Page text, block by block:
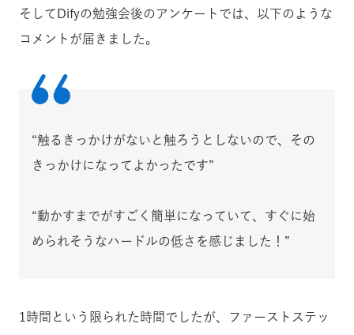
そしてDifyの勉強会後のアンケートでは、以下のような
コメントが届きました。
“触るきっかけがないと触ろうとしないので、その
きっかけになってよかったです”
“動かすまでがすごく簡単になっていて、すぐに始
められそうなハードルの低さを感じました！”
1時間という限られた時間でしたが、ファーストステッ